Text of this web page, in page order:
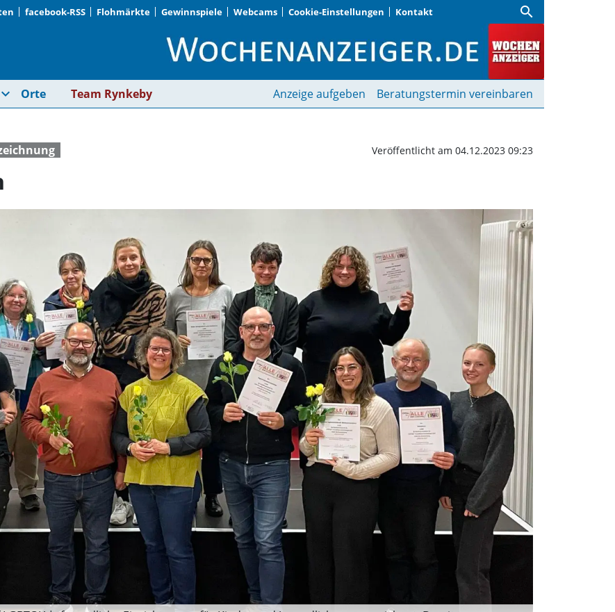
facebook-RSS Flohmärkte Gewinnspiele Webcams Cookie-Einstellungen Kontakt search
Sichere Räume bieten | Wochenanzeiger
expand_more Orte Team Rynkeby Anzeige aufgeben Beratungstermin vereinbaren
Veröffentlicht am 04.12.2023 09:23